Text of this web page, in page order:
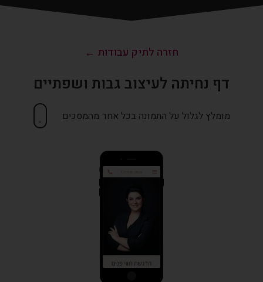
חזרה לתיק עבודות ←
דף נחיתה לעיצוב גבות ושפתיים
מומלץ לגלול על התמונה בכל אחד מהמסכים